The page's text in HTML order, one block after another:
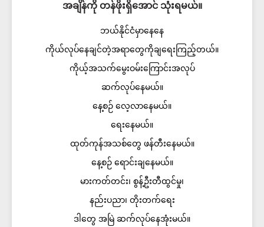
အချိန်ကို တန်ဖိုးရှိအောင် သုံးရမယ်။
ဘယ်နိုင်ငံမှာနေနေ
ကိုယ်လုပ်နေချင်တဲ့အရာတွေကိုချရေးကြည့်တယ်။
ကိုယ့်အသက်မွေးဝမ်းကြောင်းအလုပ်
ဆက်လုပ်နေမယ်။
နေ့စဉ် လေ့လာနေမယ်။
ရေးနေမယ်။
ထုတ်ကုန်အသစ်တွေ ဖန်တီးနေမယ်။
နေ့စဉ် ရောင်းချနေမယ်။
မားကတ်တင်း၊ စွန့်ဦးတီထွင်မှု၊
နည်းပညာ၊ တိုးတက်ရေး
ဒါတွေ အမြဲ ဆက်လုပ်နေအုံးမယ်။